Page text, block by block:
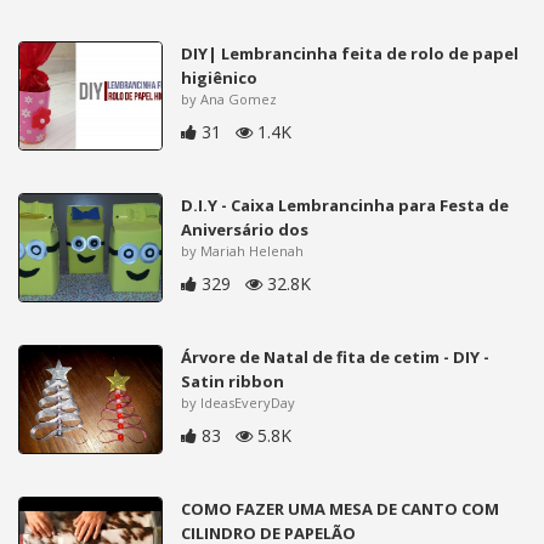
DIY| Lembrancinha feita de rolo de papel
higiênico
by Ana Gomez
31 1.4K
D.I.Y - Caixa Lembrancinha para Festa de
Aniversário dos
by Mariah Helenah
329 32.8K
Árvore de Natal de fita de cetim - DIY -
Satin ribbon
by IdeasEveryDay
83 5.8K
COMO FAZER UMA MESA DE CANTO COM
CILINDRO DE PAPELÃO